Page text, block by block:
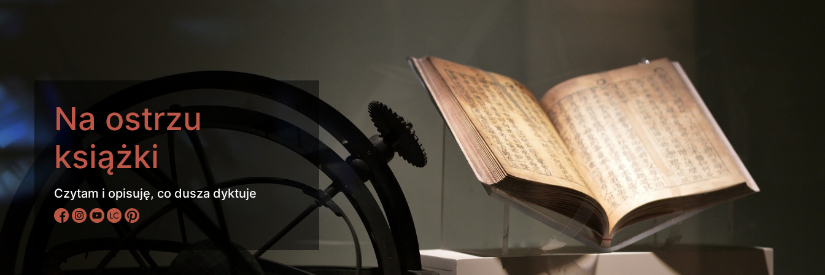
Na ostrzu
książki
Czytam i opisuję, co dusza dyktuje